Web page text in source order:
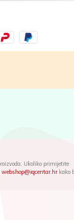
Ukoliko primijetite
webshop@iqcentar.hrkako